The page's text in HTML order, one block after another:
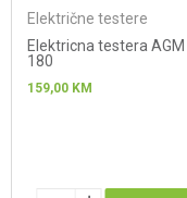
Električne testere
Elektricna testera
180
159,00 KM